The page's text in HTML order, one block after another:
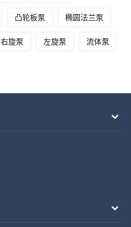
凸轮板泵 椭圆法兰泵
右旋泵 左旋泵 流体泵